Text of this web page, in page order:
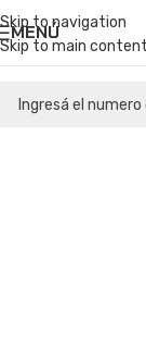
Skip to navigation
Skip to main content
MENÚ